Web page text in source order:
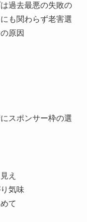
過去最悪の失敗の
も関わらず老害選
原因
スポンサー枠の選
え
気味
て